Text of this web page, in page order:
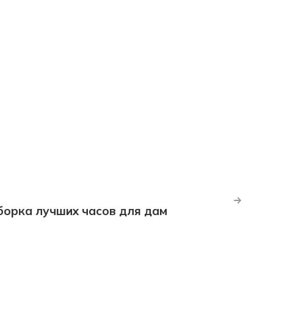
лучших часов для дам